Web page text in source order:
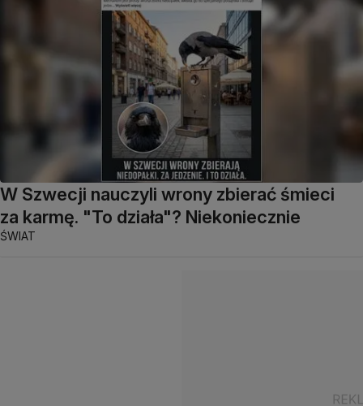
W Szwecji nauczyli wrony zbierać śmieci
za karmę. "To działa"? Niekoniecznie
ŚWIAT